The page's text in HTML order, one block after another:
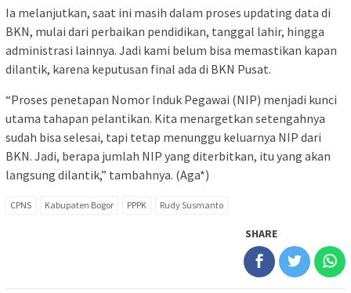
Ia melanjutkan, saat ini masih dalam proses updating data di
BKN, mulai dari perbaikan pendidikan, tanggal lahir, hingga
administrasi lainnya. Jadi kami belum bisa memastikan kapan
dilantik, karena keputusan final ada di BKN Pusat.
“Proses penetapan Nomor Induk Pegawai (NIP) menjadi kunci
utama tahapan pelantikan. Kita menargetkan setengahnya
sudah bisa selesai, tapi tetap menunggu keluarnya NIP dari
BKN. Jadi, berapa jumlah NIP yang diterbitkan, itu yang akan
langsung dilantik,” tambahnya. (Aga*)
CPNS Kabupaten Bogor PPPK Rudy Susmanto
SHARE